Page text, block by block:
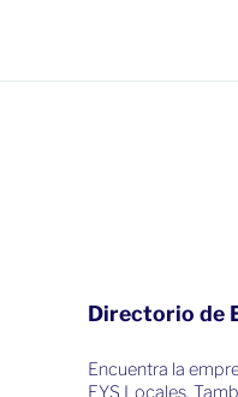
Directorio de
Encuentra la
EYS Locales.